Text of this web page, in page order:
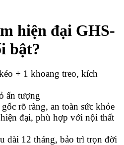
hiện đại GHS-
bật?
+ 1 khoang treo, kích
ấn tượng
rõ ràng, an toàn sức khỏe
đại, phù hợp với nội thất
dài 12 tháng, bảo trì trọn đời